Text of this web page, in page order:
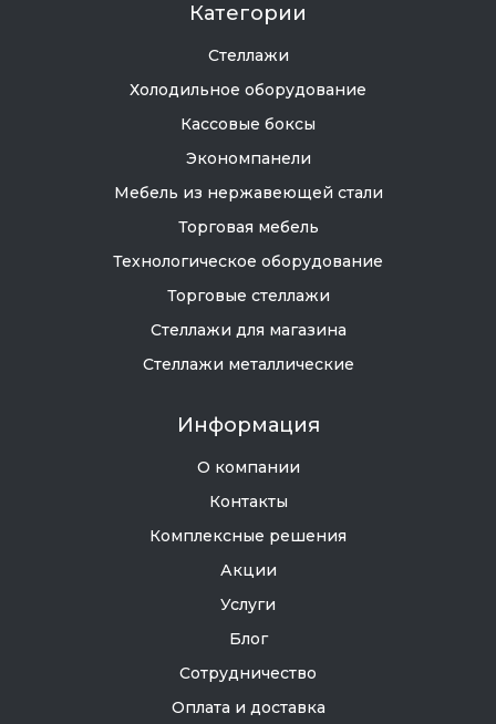
Категории
Стеллажи
Холодильное оборудование
Кассовые боксы
Экономпанели
Мебель из нержавеющей стали
Торговая мебель
Технологическое оборудование
Торговые стеллажи
Стеллажи для магазина
Стеллажи металлические
Информация
О компании
Контакты
Комплексные решения
Акции
Услуги
Блог
Сотрудничество
Оплата и доставка